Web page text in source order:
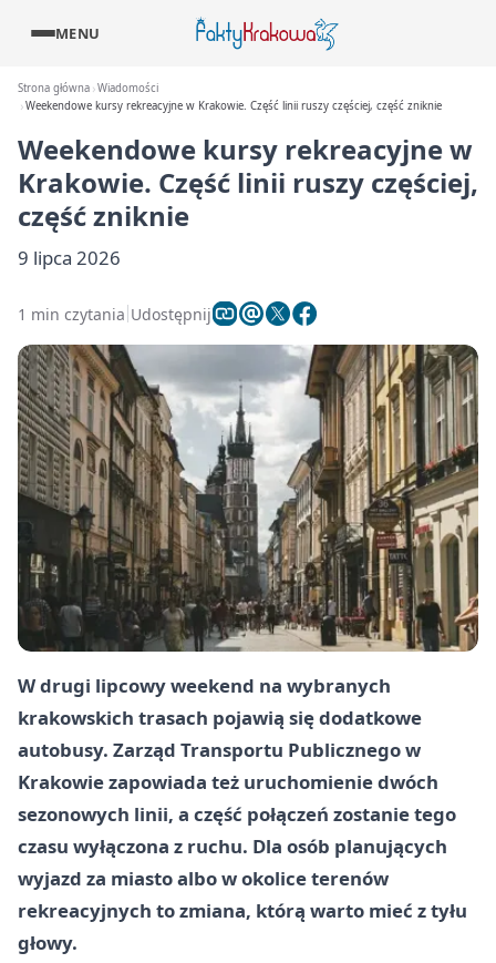
MENU
Strona główna Wiadomości
Weekendowe kursy rekreacyjne w Krakowie. Część linii ruszy częściej, część zniknie
Weekendowe kursy rekreacyjne w
Krakowie. Część linii ruszy częściej,
część zniknie
9 lipca 2026
1 min czytania Udostępnij
W drugi lipcowy weekend na wybranych
krakowskich trasach pojawią się dodatkowe
autobusy. Zarząd Transportu Publicznego w
Krakowie zapowiada też uruchomienie dwóch
sezonowych linii, a część połączeń zostanie tego
czasu wyłączona z ruchu. Dla osób planujących
wyjazd za miasto albo w okolice terenów
rekreacyjnych to zmiana, którą warto mieć z tyłu
głowy.